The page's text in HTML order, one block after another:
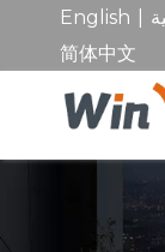
English
简体中文